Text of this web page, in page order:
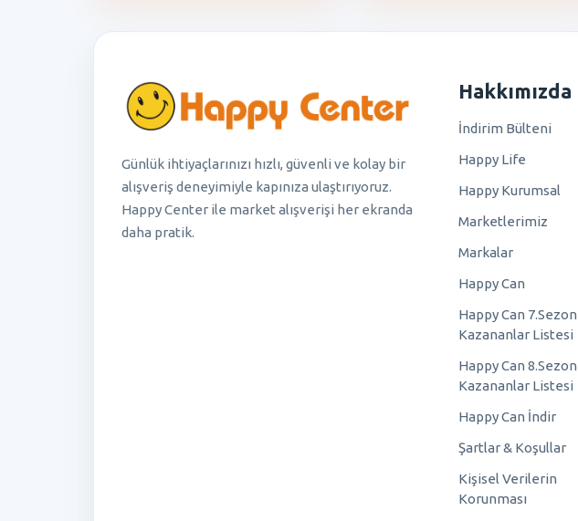
Günlük ihtiyaçlarınızı hızlı, güvenli ve kolay bir
alışveriş deneyimiyle kapınıza ulaştırıyoruz.
Happy Center ile market alışverişi her ekranda
daha pratik.
Hakkımızda
İndirim Bülteni
Happy Life
Happy Kurumsal
Marketlerimiz
Markalar
Happy Can
Happy Can 7.Sezon
Kazananlar Listesi
Happy Can 8.Sezon
Kazananlar Listesi
Happy Can İndir
Şartlar & Koşullar
Kişisel Verilerin
Korunması